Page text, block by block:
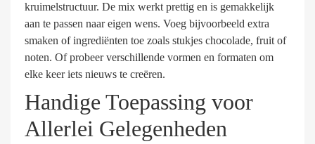
kruimelstructuur. De mix werkt prettig en is gemakkelijk
aan te passen naar eigen wens. Voeg bijvoorbeeld extra
smaken of ingrediënten toe zoals stukjes chocolade, fruit of
noten. Of probeer verschillende vormen en formaten om
elke keer iets nieuws te creëren.
Handige Toepassing voor
Allerlei Gelegenheden